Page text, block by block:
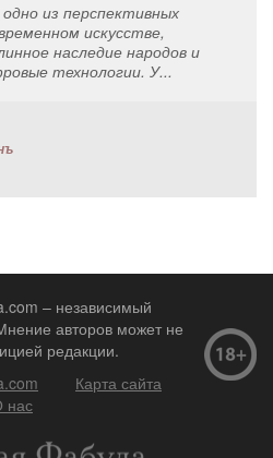
из перспективных
искусстве,
наследие народов и
технологии. У...
– независимый
авторов может не
редакции.
Карта сайта
нас